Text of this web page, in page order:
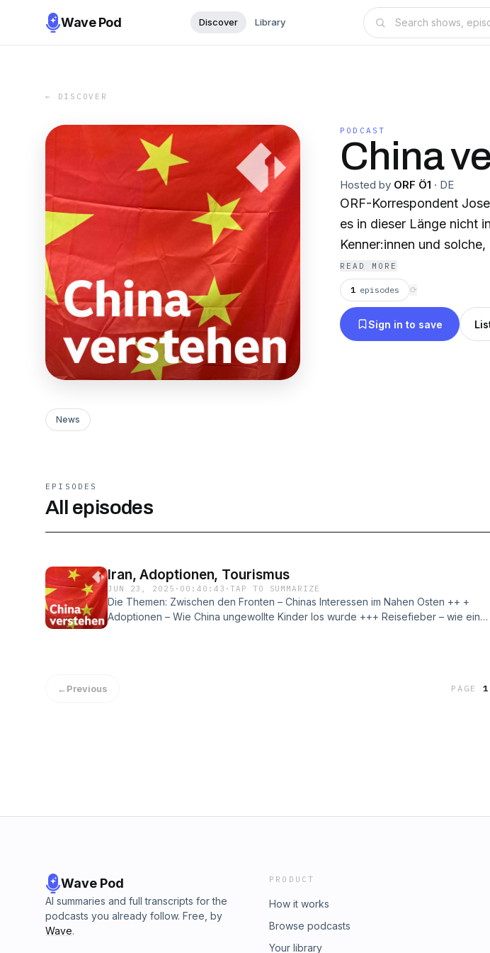
Wave Pod Discover Library
← DISCOVER
PODCAST
China
Hosted by ORF Ö1 · DE
ORF-Korrespondent
es in dieser Länge nicht
Kenner:innen und
READ MORE
1 episodes ⟳
Sign in to save
News
EPISODES
All episodes
Iran, Adoptionen, Tourismus
JUN 23, 2025 · 00:40:43 ·TAP TO SUMMARIZE
Die Themen: Zwischen den Fronten – Chinas Interessen im Nahen Osten ++ +
Adoptionen – Wie China ungewollte Kinder los wurde +++ Reisefieber – wie ein
←Previous PAGE1
Wave Pod
AI summaries and full transcripts for the
podcasts you already follow. Free, by
Wave.
PRODUCT
How it works
Browse podcasts
Your library